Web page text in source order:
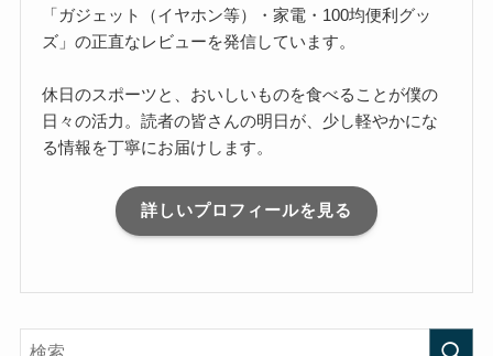
「ガジェット（イヤホン等）・家電・100均便利グッ
ズ」の正直なレビューを発信しています。
休日のスポーツと、おいしいものを食べることが僕の
日々の活力。読者の皆さんの明日が、少し軽やかにな
る情報を丁寧にお届けします。
詳しいプロフィールを見る